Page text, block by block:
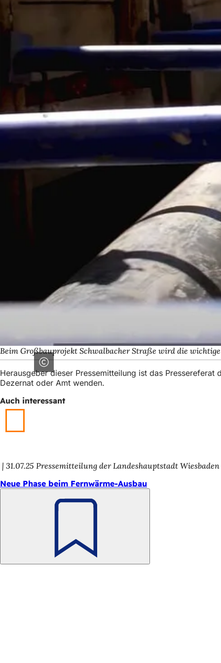
Beim Großbauprojekt Schwalbacher Straße wird die
Herausgeber dieser Pressemitteilung ist das
Dezernat oder Amt wenden.
Auch interessant
31.07.25 Pressemitteilung der Landeshauptstadt Wiesbaden
Neue Phase beim Fernwärme-Ausbau